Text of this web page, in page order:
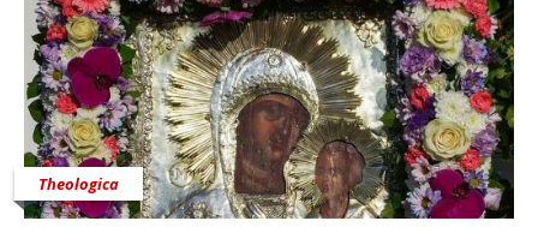
Theologica